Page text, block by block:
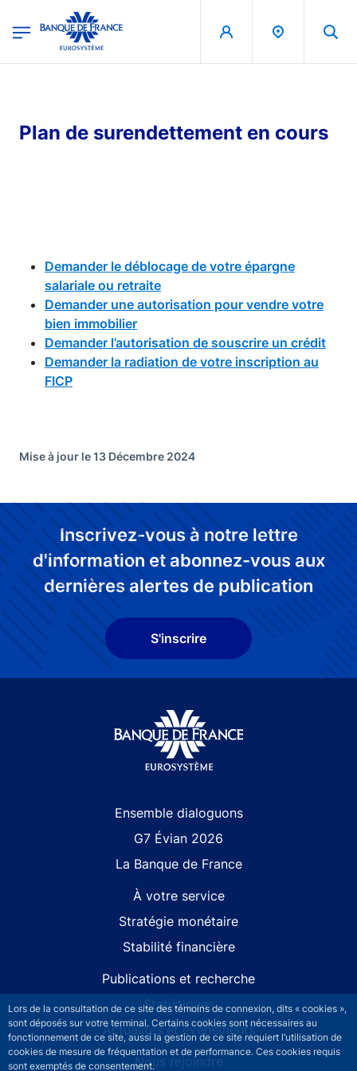
Lors de la consultation de ce site des témoins de connexion, dits « cookies »,
sont déposés sur votre terminal. Certains cookies sont nécessaires au
fonctionnement de ce site, aussi la gestion de ce site requiert l’utilisation de
cookies de mesure de fréquentation et de performance. Ces cookies requis
sont exemptés de consentement.
Banque de France - Menu Principal
Plan de surendettement en cours
Demander le déblocage de votre épargne
salariale ou retraite
Demander une autorisation pour vendre votre
bien immobilier
Demander l’autorisation de souscrire un crédit
Demander la radiation de votre inscription au
FICP
Mise à jour le 13 Décembre 2024
Inscrivez-vous à notre lettre
d'information et abonnez-vous aux
dernières alertes de publication
S'inscrire
Ensemble dialoguons
G7 Évian 2026
La Banque de France
À votre service
Stratégie monétaire
Stabilité financière
Publications et recherche
Statistiques
Actualités et événements
Nous rejoindre